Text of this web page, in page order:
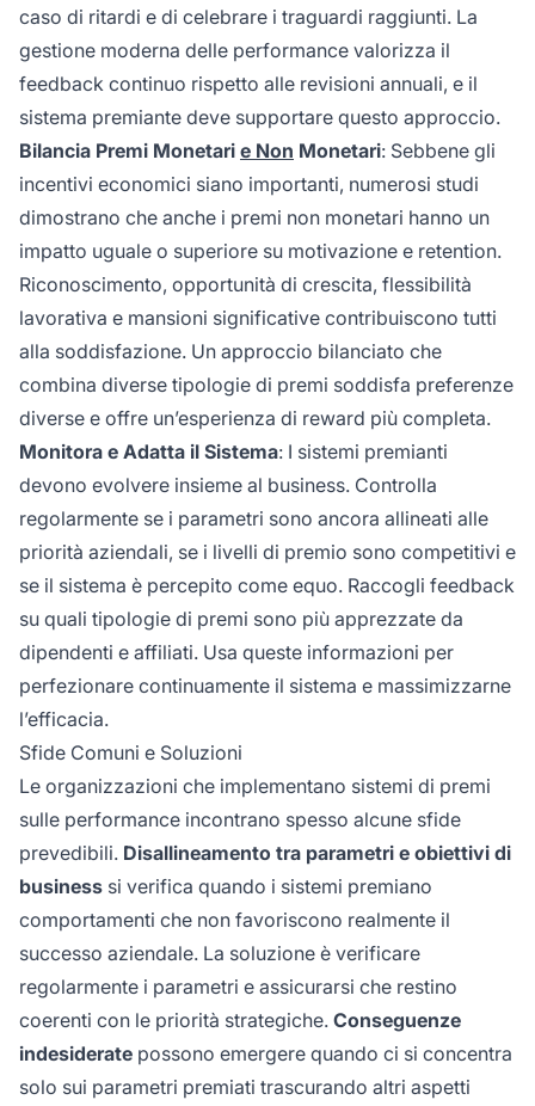
caso di ritardi e di celebrare i traguardi raggiunti. La
gestione moderna delle performance valorizza il
feedback continuo rispetto alle revisioni annuali, e il
sistema premiante deve supportare questo approccio.
Bilancia Premi Monetari e Non Monetari: Sebbene gli
incentivi economici siano importanti, numerosi studi
dimostrano che anche i premi non monetari hanno un
impatto uguale o superiore su motivazione e retention.
Riconoscimento, opportunità di crescita, flessibilità
lavorativa e mansioni significative contribuiscono tutti
alla soddisfazione. Un approccio bilanciato che
combina diverse tipologie di premi soddisfa preferenze
diverse e offre un’esperienza di reward più completa.
Monitora e Adatta il Sistema: I sistemi premianti
devono evolvere insieme al business. Controlla
regolarmente se i parametri sono ancora allineati alle
priorità aziendali, se i livelli di premio sono competitivi e
se il sistema è percepito come equo. Raccogli feedback
su quali tipologie di premi sono più apprezzate da
dipendenti e affiliati. Usa queste informazioni per
perfezionare continuamente il sistema e massimizzarne
l’efficacia.
Sfide Comuni e Soluzioni
Le organizzazioni che implementano sistemi di premi
sulle performance incontrano spesso alcune sfide
prevedibili. Disallineamento tra parametri e obiettivi di
business si verifica quando i sistemi premiano
comportamenti che non favoriscono realmente il
successo aziendale. La soluzione è verificare
regolarmente i parametri e assicurarsi che restino
coerenti con le priorità strategiche. Conseguenze
indesiderate possono emergere quando ci si concentra
solo sui parametri premiati trascurando altri aspetti